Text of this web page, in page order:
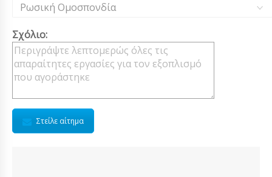
Ρωσική Ομοσπονδία
Σχόλιο:
Στείλε αίτημα